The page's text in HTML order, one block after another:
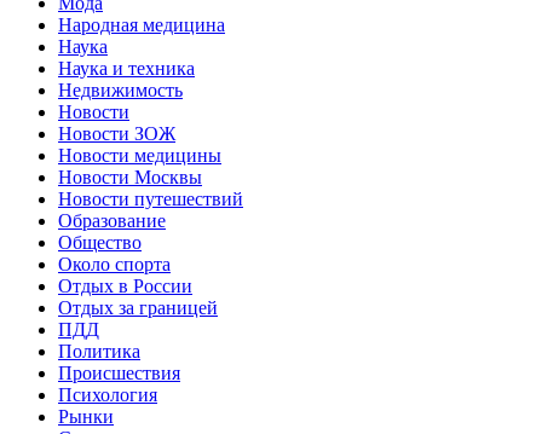
Народная медицина
Наука
Наука и техника
Недвижимость
Новости
Новости ЗОЖ
Новости медицины
Новости Москвы
Новости путешествий
Образование
Общество
Около спорта
Отдых в России
Отдых за границей
ПДД
Политика
Происшествия
Психология
Рынки